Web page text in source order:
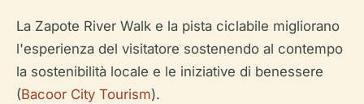
La Zapote River Walk e la pista ciclabile migliorano
l'esperienza del visitatore sostenendo al contempo
la sostenibilità locale e le iniziative di benessere
(Bacoor City Tourism).